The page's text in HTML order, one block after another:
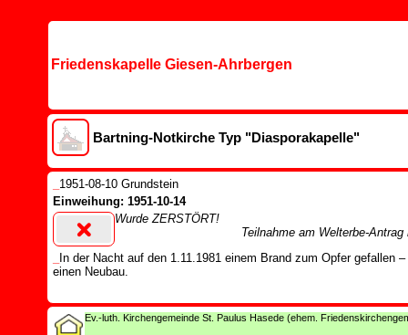
Friedenskapelle Giesen-Ahrbergen
Bartning-Notkirche Typ "Diasporakapelle"
1951-08-10 Grundstein
Einweihung: 1951-10-14
Wurde ZERSTÖRT!
Teilnahme am Welterbe-
In der Nacht auf den 1.11.1981 einem Brand zum Opfer gefallen
einen Neubau.
Ev.-luth. Kirchengemeinde St. Paulus Hasede (ehem.